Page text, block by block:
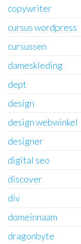
copywriter
cursus wordpress
cursussen
dameskleding
dept
design
design webwinkel
designer
digital seo
discover
div
domeinnaam
dragonbyte